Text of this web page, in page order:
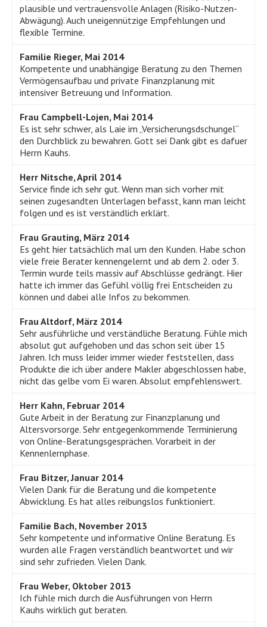
plausible und vertrauensvolle Anlagen (Risiko-Nutzen-
Abwägung). Auch uneigennützige Empfehlungen und
flexible Termine.
Familie Rieger, Mai 2014
Kompetente und unabhängige Beratung zu den Themen
Vermögensaufbau und private Finanzplanung mit
intensiver Betreuung und Information.
Frau Campbell-Lojen, Mai 2014
Es ist sehr schwer, als Laie im „Versicherungsdschungel“
den Durchblick zu bewahren. Gott sei Dank gibt es dafuer
Herrn Kauhs.
Herr Nitsche, April 2014
Service finde ich sehr gut. Wenn man sich vorher mit
seinen zugesandten Unterlagen befasst, kann man leicht
folgen und es ist verständlich erklärt.
Frau Grauting, März 2014
Es geht hier tatsächlich mal um den Kunden. Habe schon
viele freie Berater kennengelernt und ab dem 2. oder 3.
Termin wurde teils massiv auf Abschlüsse gedrängt. Hier
hatte ich immer das Gefühl völlig frei Entscheiden zu
können und dabei alle Infos zu bekommen.
Frau Altdorf, März 2014
Sehr ausführliche und verständliche Beratung. Fühle mich
absolut gut aufgehoben und das schon seit über 15
Jahren. Ich muss leider immer wieder feststellen, dass
Produkte die ich über andere Makler abgeschlossen habe,
nicht das gelbe vom Ei waren. Absolut empfehlenswert.
Herr Kahn, Februar 2014
Gute Arbeit in der Beratung zur Finanzplanung und
Altersvorsorge. Sehr entgegenkommende Terminierung
von Online-Beratungsgesprächen. Vorarbeit in der
Kennenlernphase.
Frau Bitzer, Januar 2014
Vielen Dank für die Beratung und die kompetente
Abwicklung. Es hat alles reibungslos funktioniert.
Familie Bach, November 2013
Sehr kompetente und informative Online Beratung. Es
wurden alle Fragen verständlich beantwortet und wir
sind sehr zufrieden. Vielen Dank.
Frau Weber, Oktober 2013
Ich fühle mich durch die Ausführungen von Herrn
Kauhs wirklich gut beraten.